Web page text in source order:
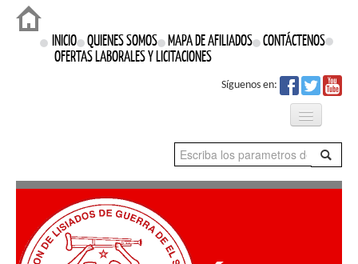
Login
INICIO QUIENES SOMOS MAPA DE AFILIADOS CONTÁCTENOS
OFERTAS LABORALES Y LICITACIONES
Síguenos en:
Proyectos
Prensa